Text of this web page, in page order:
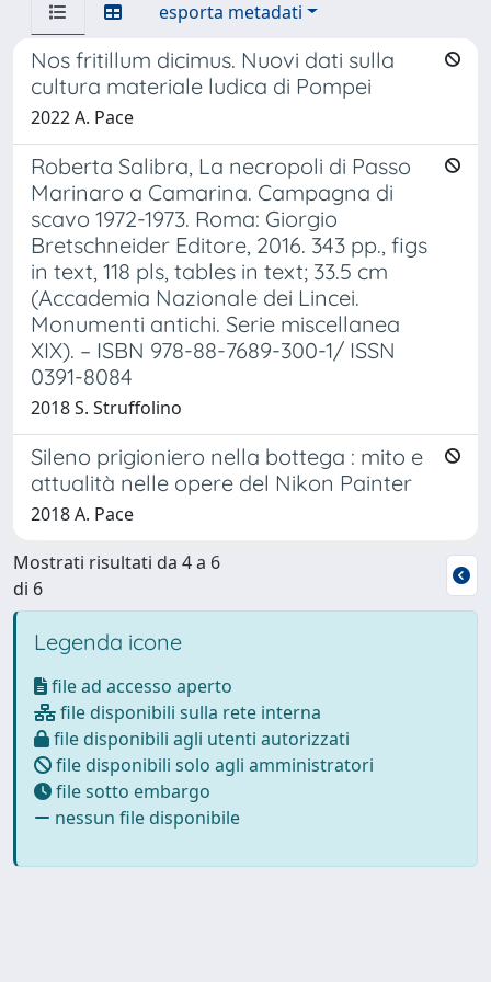
esporta metadati
Nos fritillum dicimus. Nuovi dati sulla
cultura materiale ludica di Pompei
2022 A. Pace
Roberta Salibra, La necropoli di Passo
Marinaro a Camarina. Campagna di
scavo 1972-1973. Roma: Giorgio
Bretschneider Editore, 2016. 343 pp., figs
in text, 118 pls, tables in text; 33.5 cm
(Accademia Nazionale dei Lincei.
Monumenti antichi. Serie miscellanea
XIX). – ISBN 978-88-7689-300-1/ ISSN
0391-8084
2018 S. Struffolino
Sileno prigioniero nella bottega : mito e
attualità nelle opere del Nikon Painter
2018 A. Pace
Mostrati risultati da 4 a 6
di 6
Legenda icone
file ad accesso aperto
file disponibili sulla rete interna
file disponibili agli utenti autorizzati
file disponibili solo agli amministratori
file sotto embargo
nessun file disponibile